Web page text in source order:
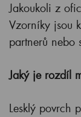
Jakoukoli z
Vzorníky jsou
partnerů nebo
Jaký je rozdíl
Lesklý povrch